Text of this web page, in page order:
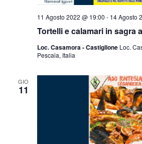
Tortelli e calamari in sagra
11 Agosto 2022 @ 19:00 - 14 Agosto
Loc. Casamora - Castiglione Loc.
Pescaia, Italia
GIO
11